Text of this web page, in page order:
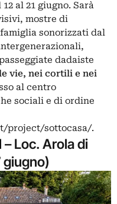
al 21 giugno. Sarà
mostre di
sonorizzati dal
dadaiste
vie, nei cortili e nei
al centro
sociali e di ordine
project/sottocasa/.
Loc. Arola di
giugno)